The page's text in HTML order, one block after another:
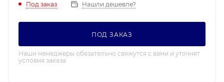
Под заказ Нашли дешевле?
ПОД ЗАКАЗ
Наши менеджеры обязательно свяжутся с вами и уточнят
условия заказа